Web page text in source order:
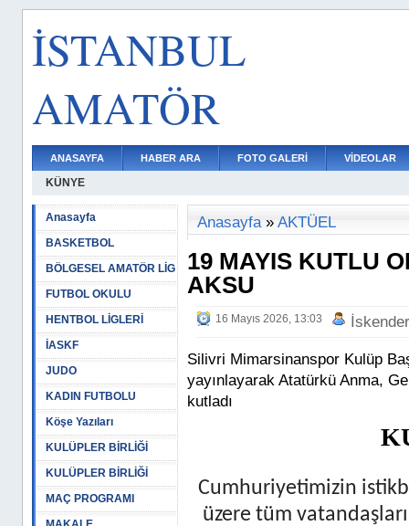
İSTANBUL
AMATÖR
ANASAYFA HABER ARA FOTO GALERİ VİDEOLAR
KÜNYE
Anasayfa
BASKETBOL
BÖLGESEL AMATÖR LİG
FUTBOL OKULU
HENTBOL LİGLERİ
İASKF
JUDO
KADIN FUTBOLU
Köşe Yazıları
KULÜPLER BİRLİĞİ
KULÜPLER BİRLİĞİ
MAÇ PROGRAMI
Anasayfa» AKTÜEL
19 MAYIS KUTLU
AKSU
16 Mayıs 2026, 13:03
Silivri Mimarsinanspor Kulüp
yayınlayarak Atatürkü Anma,
kutladı
Cumhuriyetimizin
üzere tüm